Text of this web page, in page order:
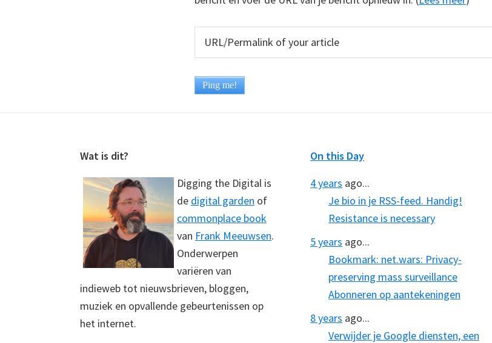
Wat is dit?
Digging the Digital is
de digital garden of
commonplace book
van Frank Meeuwsen.
Onderwerpen
variëren van
indieweb tot nieuwsbrieven, bloggen,
muziek en opvallende gebeurtenissen op
het internet.
On this Day
4 years ago...
Je bio in je RSS-feed. Handig!
Resistance is necessary
5 years ago...
Bookmark: net.wars: Privacy-
preserving mass surveillance
Abonneren op aantekeningen
8 years ago...
Verwijder je Google diensten, een